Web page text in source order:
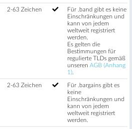
2-63 Zeichen
Für .band gibt es keine
Einschränkungen und
kann von jedem
weltweit registriert
werden.
Es gelten die
Bestimmungen für
regulierte TLDs gemäß
unseren AGB (Anhang
1)
2-63 Zeichen
Für .bargains gibt es
keine
Einschränkungen und
kann von jedem
weltweit registriert
werden.